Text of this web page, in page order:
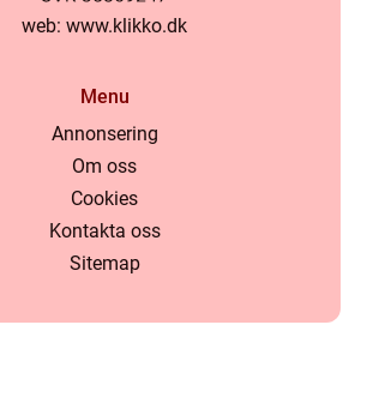
web: www.klikko.dk
Menu
Annonsering
Om oss
Cookies
Kontakta oss
Sitemap